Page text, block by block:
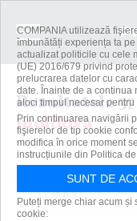
Rezultatele
moldova
Caută
COMPANIA utilizează
îmbunătăți experiența ta
actualizat politicile cu cele
(UE) 2016/679 privind
prelucrarea datelor cu
date. Înainte de a continua
aloci timpul necesar
Prin continuarea navigării
fişierelor de tip cookie
modifica în orice moment
instrucțiunile din Politica
SUNT DE
Puteți merge chiar acum
cookie: